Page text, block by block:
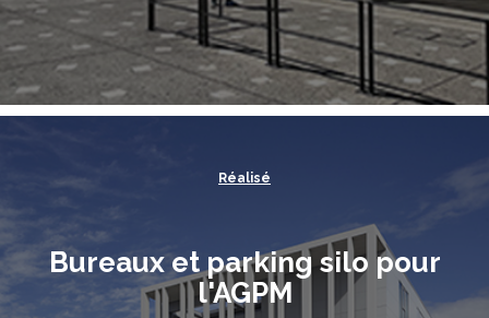
Réalisé
Bureaux et parking silo pour
l'AGPM